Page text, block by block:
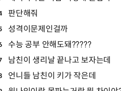
판단해줘
성격이문제인걸까
수능 공부 안해도돼?????
남친이 생리날 끝나고 보자는데
언니들 남친이 키가 작은데